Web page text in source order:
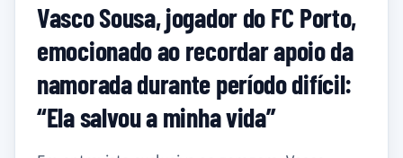
Vasco Sousa, jogador do FC Porto,
emocionado ao recordar apoio da
namorada durante período difícil:
“Ela salvou a minha vida”